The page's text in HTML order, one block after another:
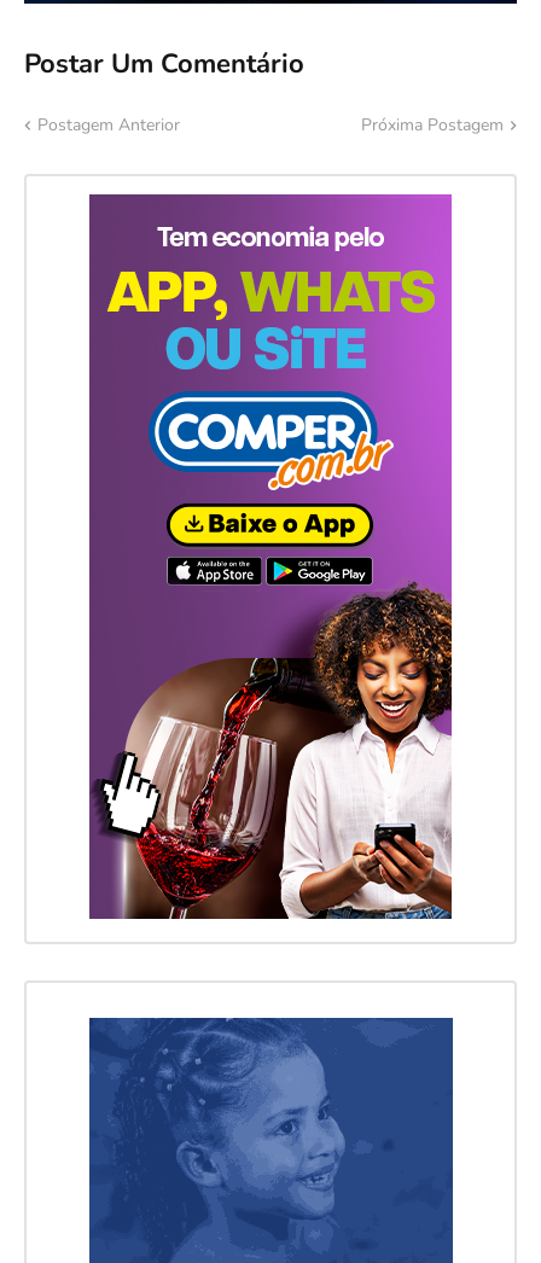
Postar Um Comentário
Postagem Anterior Próxima Postagem